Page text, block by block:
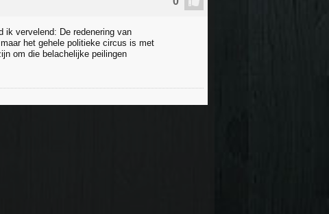
ik vervelend: De redenering van
het gehele politieke circus is met
om die belachelijke peilingen